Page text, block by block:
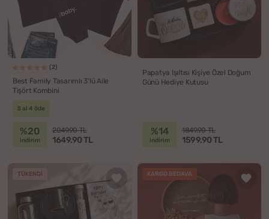
(2)
Best Family Tasarımlı 3'lü Aile
Tişört Kombini
5 al 4 öde
%20
indirim
2049.90 TL
1649.90 TL
Papatya Işıltısı Kişiye Özel Doğum
Günü Hediye Kutusu
%14
indirim
1849.90 TL
1599.90 TL
TÜKENDI KARGO BEDAVA